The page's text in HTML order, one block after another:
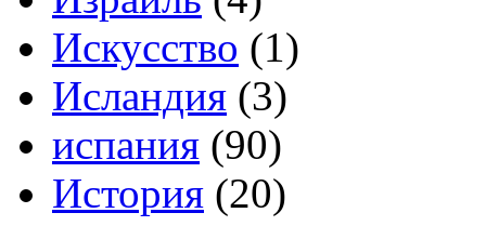
Искусство (1)
Исландия (3)
испания (90)
История (20)